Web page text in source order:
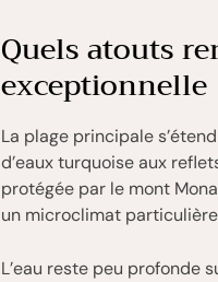
Quels atouts
exceptionnelle
La plage principale
d’eaux turquoise aux
protégée par le mont
un microclimat
L’eau reste peu profonde